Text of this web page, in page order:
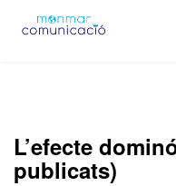
L’efecte
publicats)